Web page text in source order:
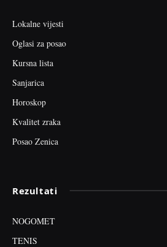
Lokalne vijesti
Oglasi za posao
Kursna lista
Sanjarica
Horoskop
Kvalitet zraka
Posao Zenica
Rezultati
NOGOMET
TENIS